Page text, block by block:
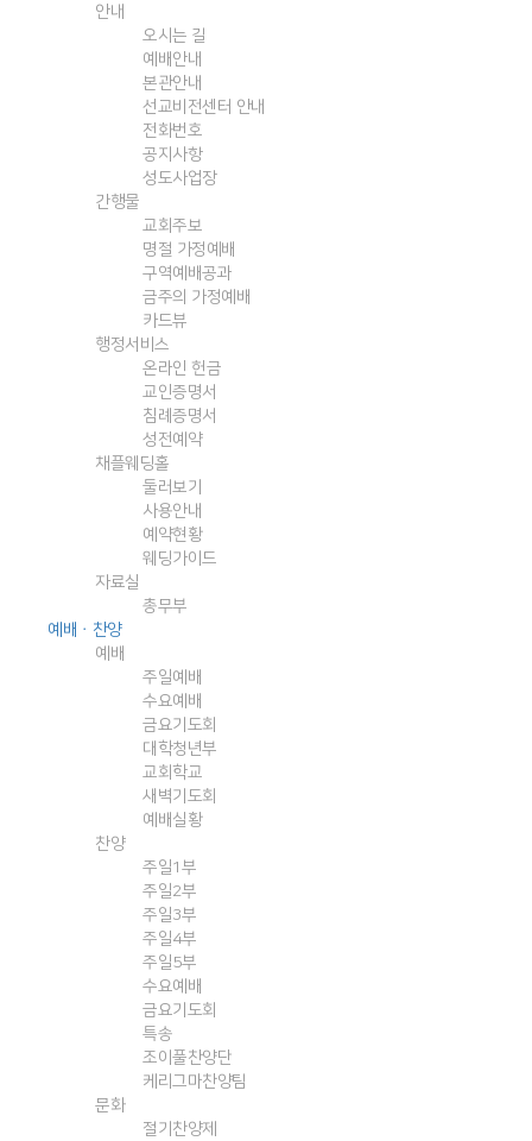
안내
오시는 길
예배안내
본관안내
선교비전센터 안내
전화번호
공지사항
성도사업장
간행물
교회주보
명절 가정예배
구역예배공과
금주의 가정예배
카드뷰
행정서비스
온라인 헌금
교인증명서
침례증명서
성전예약
채플웨딩홀
둘러보기
사용안내
예약현황
웨딩가이드
자료실
총무부
예배ㆍ찬양
예배
주일예배
수요예배
금요기도회
대학청년부
교회학교
새벽기도회
예배실황
찬양
주일1부
주일2부
주일3부
주일4부
주일5부
수요예배
금요기도회
특송
조이풀찬양단
케리그마찬양팀
문화
절기찬양제